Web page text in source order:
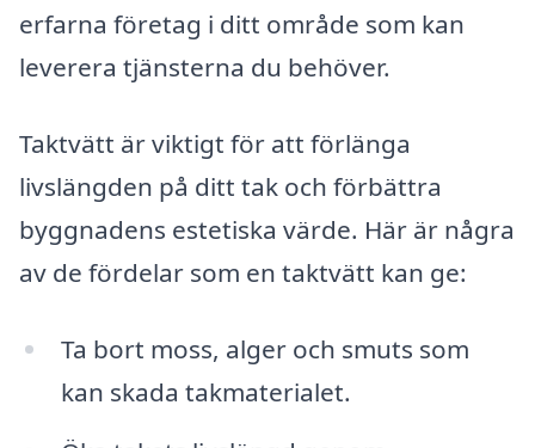
erfarna företag i ditt område som kan
leverera tjänsterna du behöver.
Taktvätt är viktigt för att förlänga
livslängden på ditt tak och förbättra
byggnadens estetiska värde. Här är några
av de fördelar som en taktvätt kan ge:
Ta bort moss, alger och smuts som
kan skada takmaterialet.